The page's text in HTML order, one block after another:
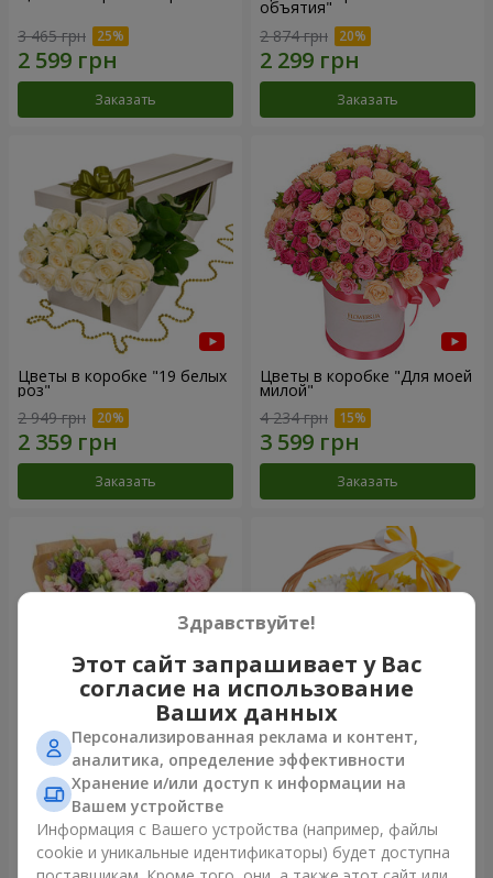
3 465 грн
Заказать
объятия"
2 874 грн
Заказать
Цветы в коробке "19 белых
роз"
2 949 грн
Заказать
Цветы в коробке "Для моей
милой"
4 234 грн
Заказать
15 разноцветных эустом
3 145 грн
Заказать
Корзина "Солнышко"
Заказать
Здравствуйте!
Этот сайт запрашивает у Вас
согласие на использование
Ваших данных
Персонализированная реклама и контент,
аналитика, определение эффективности
Хранение и/или доступ к информации на
Вашем устройстве
Информация с Вашего устройства (например, файлы
cookie и уникальные идентификаторы) будет доступна